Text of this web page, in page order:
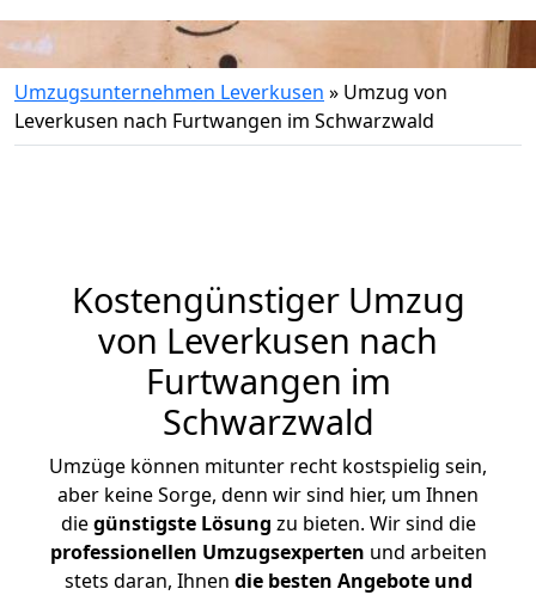
Umzugsunternehmen Leverkusen » Umzug von
Leverkusen nach Furtwangen im Schwarzwald
Kostengünstiger Umzug
von Leverkusen nach
Furtwangen im
Schwarzwald
Umzüge können mitunter recht kostspielig sein,
aber keine Sorge, denn wir sind hier, um Ihnen
diegünstigste Lösung zu bieten. Wir sind die
professionellen Umzugsexperten und arbeiten
stets daran, Ihnen die besten Angebote und